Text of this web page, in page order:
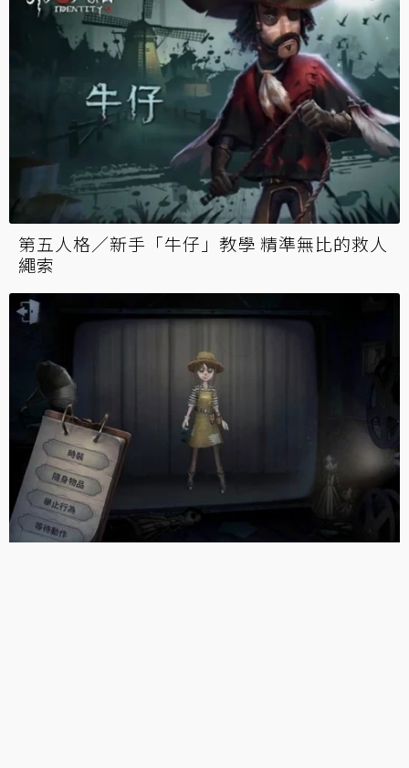
第五人格／ 想當誰就當誰 「幸運兒」這樣玩
就對了
第五人格／求生者的夢魘「小丑」使用教學